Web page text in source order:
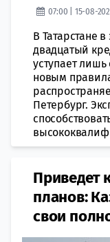
07:00 | 15-08-
В Татарстане
двадцатый
уступает
новым
Петербург.
Приведет
планов:
свои